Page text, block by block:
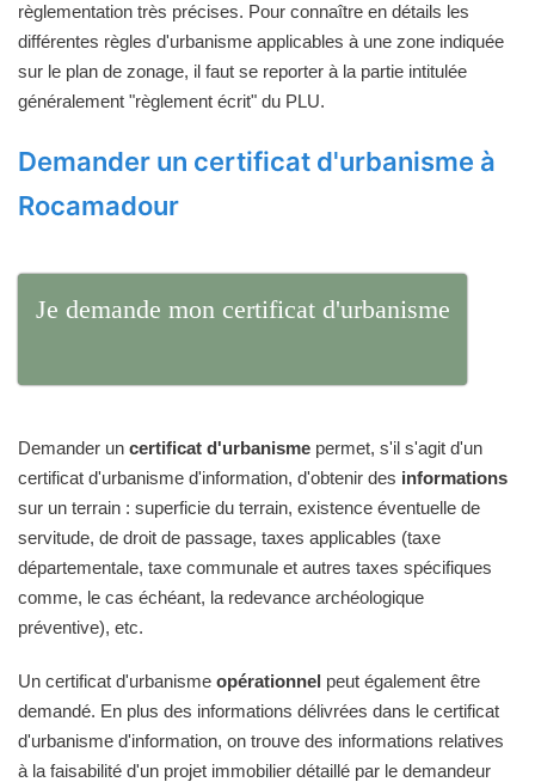
règlementation très précises. Pour connaître en détails les
différentes règles d'urbanisme applicables à une zone indiquée
sur le plan de zonage, il faut se reporter à la partie intitulée
généralement "règlement écrit" du PLU.
Demander un certificat d'urbanisme à
Rocamadour
Je demande mon certificat d'urbanisme
Demander un certificat d'urbanisme permet, s'il s'agit d'un
certificat d'urbanisme d'information, d'obtenir des informations
sur un terrain : superficie du terrain, existence éventuelle de
servitude, de droit de passage, taxes applicables (taxe
départementale, taxe communale et autres taxes spécifiques
comme, le cas échéant, la redevance archéologique
préventive), etc.
Un certificat d'urbanisme opérationnel peut également être
demandé. En plus des informations délivrées dans le certificat
d'urbanisme d'information, on trouve des informations relatives
à la faisabilité d'un projet immobilier détaillé par le demandeur